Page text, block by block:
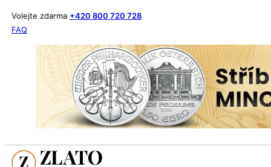
Volejte zdarma +420 800 720 728
FAQ